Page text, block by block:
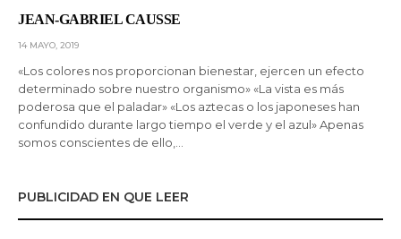
JEAN-GABRIEL CAUSSE
14 MAYO, 2019
«Los colores nos proporcionan bienestar, ejercen un efecto
determinado sobre nuestro organismo» «La vista es más
poderosa que el paladar» «Los aztecas o los japoneses han
confundido durante largo tiempo el verde y el azul» Apenas
somos conscientes de ello,…
PUBLICIDAD EN QUE LEER